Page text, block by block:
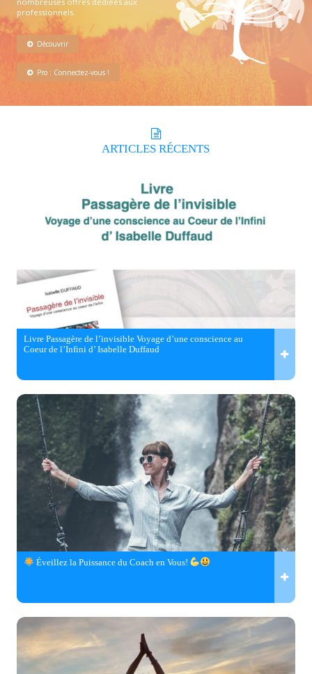
professionnels.
Découvrir
Pro : Connectez-vous !
ARTICLES RÉCENTS
Livre Passagère de l’invisible Voyage d’une conscience au
Coeur de l’Infini d’ Isabelle Duffaud
Éveillez la Puissance du Coach en Vous!